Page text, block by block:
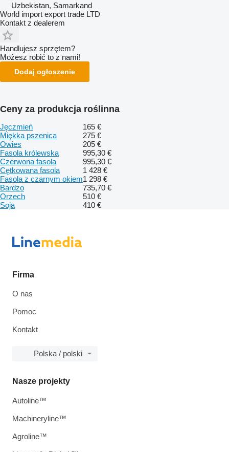
Uzbekistan, Samarkand
World import export trade LTD
Kontakt z dealerem
Handlujesz sprzętem?
Możesz robić to z nami!
Dodaj ogłoszenie
Ceny za produkcja roślinna
Jęczmień
165 €
Miękka pszenica
275 €
Owies
205 €
Fasola królewska
995,30 €
Czerwona fasola
995,30 €
Cętkowana fasola
1 428 €
Fasola z czarnym okiem1 298 €
Bardzo
735,70 €
Orzech
510 €
Soja
410 €
Firma
O nas
Pomoc
Kontakt
Polska / polski
Nasze projekty
Autoline™
Machineryline™
Agroline™